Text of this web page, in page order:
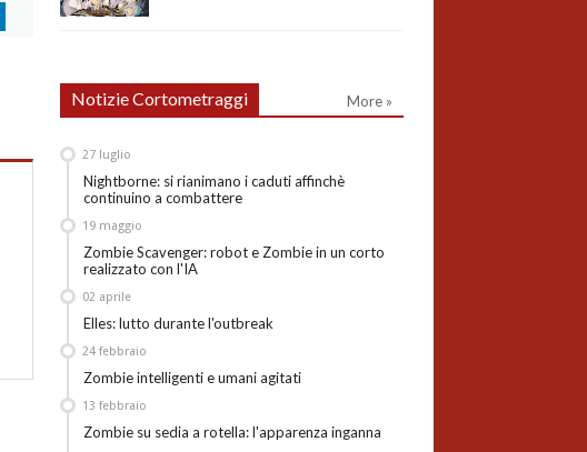
Notizie Cortometraggi More »
Nightborne: si rianimano i caduti affinchè
continuino a combattere
27 luglio
Zombie Scavenger: robot e Zombie in un corto
realizzato con l'IA
19 maggio
Elles: lutto durante l'outbreak
02 aprile
Zombie intelligenti e umani agitati
24 febbraio
Zombie su sedia a rotella: l'apparenza inganna
13 febbraio